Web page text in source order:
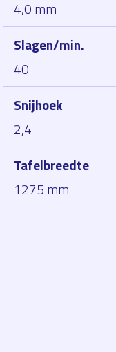
4,0 mm
Slagen/min.
40
Snijhoek
2,4
Tafelbreedte
1275 mm